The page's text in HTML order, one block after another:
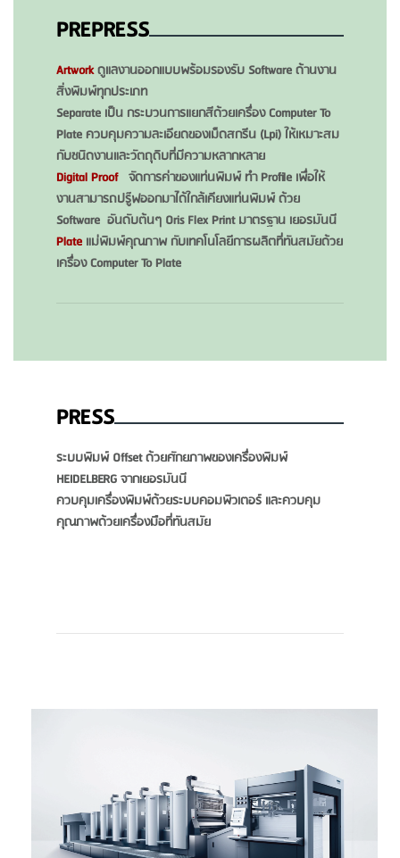
PREPRESS
Artworkดูแลงานออกแบบพร้อมรองรับ Software ด้านงาน
สิ่งพิมพ์ทุกประเภท
Separate เป็น กระบวนการแยกสีด้วยเครื่อง Computer To
Plate ควบคุมความละเอียดของเม็ดสกรีน (Lpi) ให้เหมาะสม
กับชนิดงานและวัตถุดิบที่มีความหลากหลาย
Digital Proof จัดการค่าของแท่นพิมพ์ ทำ Profile เพื่อให้
งานสามารถปรู๊ฟออกมาได้ใกล้เคียงแท่นพิมพ์ ด้วย
Software อันดับต้นๆ Oris Flex Print มาตรฐาน เยอรมันนี
Plate แม่พิมพ์คุณภาพ กับเทคโนโลยีการผลิตที่ทันสมัยด้วย
เครื่อง Computer To Plate
PRESS
ระบบพิมพ์ Offset ด้วยศักยภาพของเครื่องพิมพ์
HEIDELBERG จากเยอรมันนี
ควบคุมเครื่องพิมพ์ด้วยระบบคอมพิวเตอร์ และควบคุม
คุณภาพด้วยเครื่องมือที่ทันสมัย